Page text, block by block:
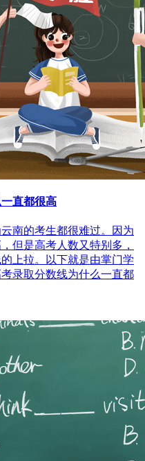
直都很高
南的考生都很难过。因为
但是高考人数又特别多，
上拉。以下就是由掌门学
录取分数线为什么一直都